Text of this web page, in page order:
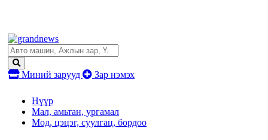
Миний зарууд Зар нэмэх
Нүүр
Мал, амьтан, ургамал
Мод, цэцэг, суулгац, бордоо